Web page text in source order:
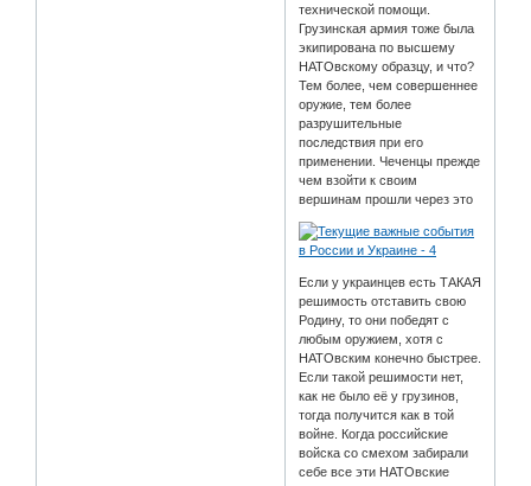
технической помощи.
Грузинская армия тоже была
экипирована по высшему
НАТОвскому образцу, и что?
Тем более, чем совершеннее
оружие, тем более
разрушительные
последствия при его
применении. Чеченцы прежде
чем взойти к своим
вершинам прошли через это
Если у украинцев есть ТАКАЯ
решимость отставить свою
Родину, то они победят с
любым оружием, хотя с
НАТОвским конечно быстрее.
Если такой решимости нет,
как не было её у грузинов,
тогда получится как в той
войне. Когда российские
войска со смехом забирали
себе все эти НАТОвские